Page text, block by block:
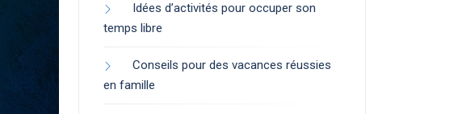
Idées d’activités pour occuper son
temps libre
Conseils pour des vacances réussies
en famille